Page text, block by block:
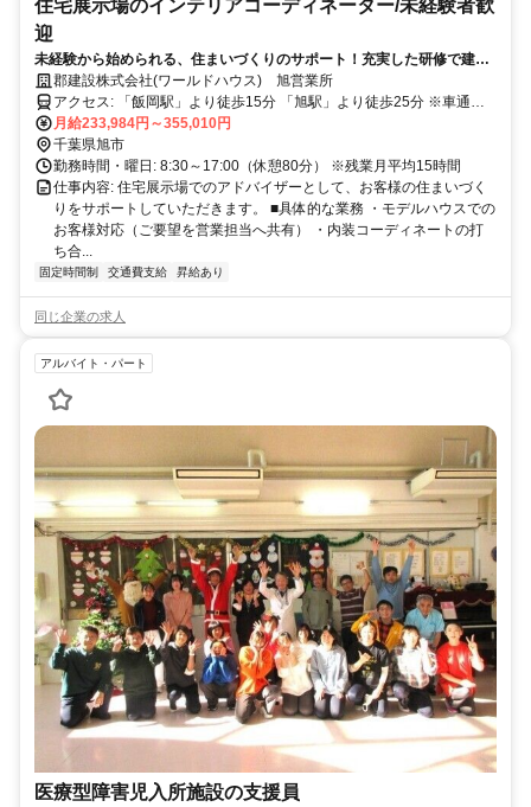
住宅展示場のインテリアコーディネーター/未経験者歓
迎
未経験から始められる、住まいづくりのサポート！充実した研修で建築
の基礎から学べ、長く働ける環境が整っています。
郡建設株式会社(ワールドハウス) 旭営業所
アクセス: 「飯岡駅」より徒歩15分 「旭駅」より徒歩25分 ※車通勤
OK
月給233,984円～355,010円
千葉県旭市
勤務時間・曜日: 8:30～17:00（休憩80分） ※残業月平均15時間
仕事内容: 住宅展示場でのアドバイザーとして、お客様の住まいづく
りをサポートしていただきます。 ■具体的な業務 ・モデルハウスでの
お客様対応（ご要望を営業担当へ共有） ・内装コーディネートの打
ち合...
固定時間制 交通費支給 昇給あり
同じ企業の求人
アルバイト・パート
医療型障害児入所施設の支援員